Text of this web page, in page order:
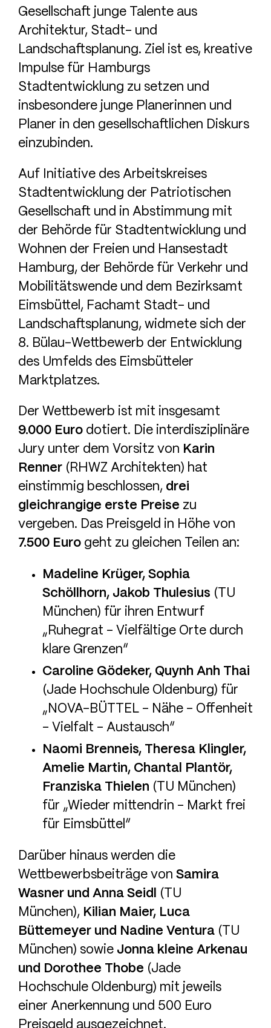
Gesellschaft junge Talente aus
Architektur, Stadt- und
Landschaftsplanung. Ziel ist es, kreative
Impulse für Hamburgs
Stadtentwicklung zu setzen und
insbesondere junge Planerinnen und
Planer in den gesellschaftlichen Diskurs
einzubinden.
Auf Initiative des Arbeitskreises
Stadtentwicklung der Patriotischen
Gesellschaft und in Abstimmung mit
der Behörde für Stadtentwicklung und
Wohnen der Freien und Hansestadt
Hamburg, der Behörde für Verkehr und
Mobilitätswende und dem Bezirksamt
Eimsbüttel, Fachamt Stadt- und
Landschaftsplanung, widmete sich der
8. Bülau-Wettbewerb der Entwicklung
des Umfelds des Eimsbütteler
Marktplatzes.
Der Wettbewerb ist mit insgesamt
9.000 Euro dotiert. Die interdisziplinäre
Jury unter dem Vorsitz von Karin
Renner (RHWZ Architekten) hat
einstimmig beschlossen, drei
gleichrangige erste Preise zu
vergeben. Das Preisgeld in Höhe von
7.500 Euro geht zu gleichen Teilen an:
Madeline Krüger, Sophia
Schöllhorn, Jakob Thulesius (TU
München) für ihren Entwurf
„Ruhegrat – Vielfältige Orte durch
klare Grenzen“
Caroline Gödeker, Quynh Anh Thai
(Jade Hochschule Oldenburg) für
„NOVA-BÜTTEL – Nähe – Offenheit
– Vielfalt – Austausch“
Naomi Brenneis, Theresa Klingler,
Amelie Martin, Chantal Plantör,
Franziska Thielen (TU München)
für „Wieder mittendrin – Markt frei
für Eimsbüttel“
Darüber hinaus werden die
Wettbewerbsbeiträge von Samira
Wasner und Anna Seidl (TU
München), Kilian Maier, Luca
Büttemeyer und Nadine Ventura (TU
München) sowie Jonna kleine Arkenau
und Dorothee Thobe (Jade
Hochschule Oldenburg) mit jeweils
einer Anerkennung und 500 Euro
Preisgeld ausgezeichnet.